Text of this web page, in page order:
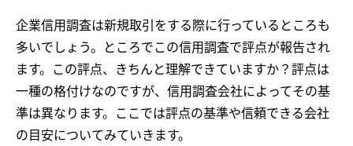
企業信用調査は新規取引をする際に行っているところも
多いでしょう。ところでこの信用調査で評点が報告され
ます。この評点、きちんと理解できていますか？評点は
一種の格付けなのですが、信用調査会社によってその基
準は異なります。ここでは評点の基準や信頼できる会社
の目安についてみていきます。